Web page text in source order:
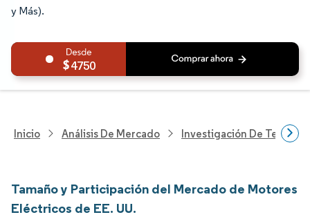
y Más).
4750
Inicio Análisis De Mercado Investigación De
Tamaño y Participación del Mercado de Motores
Eléctricos de EE. UU.